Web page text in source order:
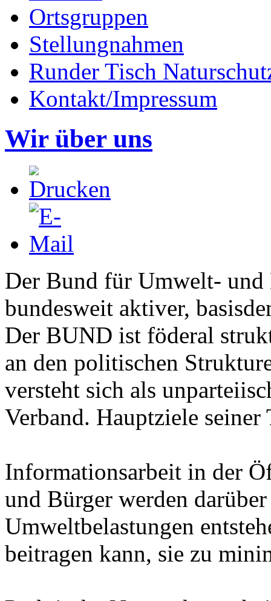
Ortsgruppen
Stellungnahmen
Runder Tisch
Kontakt/Impressum
Wir über uns
Der Bund für Umwelt- und
bundesweit aktiver,
Der BUND ist föderal
an den politischen
versteht sich als
Verband. Hauptziele
Informationsarbeit in der
und Bürger werden
Umweltbelastungen
beitragen kann, sie zu